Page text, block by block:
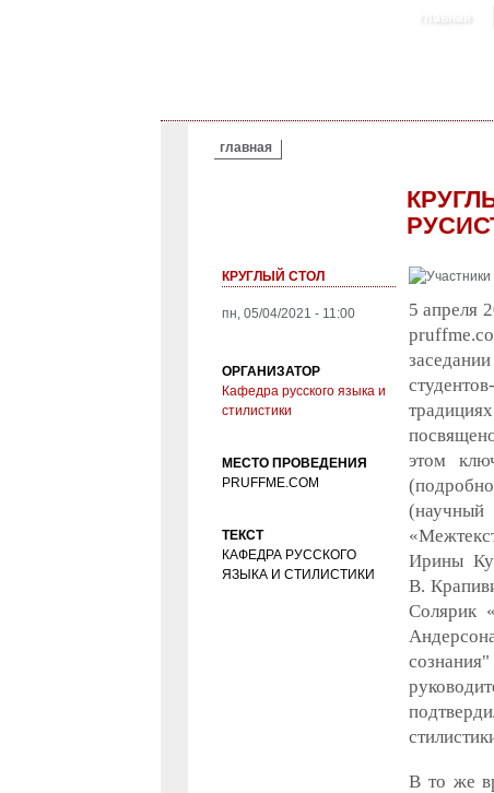
главная
ВЫ ЗДЕСЬ
главная
КРУГЛЫЙ СТОЛ
пн, 05/04/2021 - 11:00
ОРГАНИЗАТОР
Кафедра русского языка и
стилистики
МЕСТО ПРОВЕДЕНИЯ
PRUFFME.COM
ТЕКСТ
КАФЕДРА РУССКОГО
ЯЗЫКА И СТИЛИСТИКИ
5 апреля
этом
Ирины
В.
Солярик
В то же